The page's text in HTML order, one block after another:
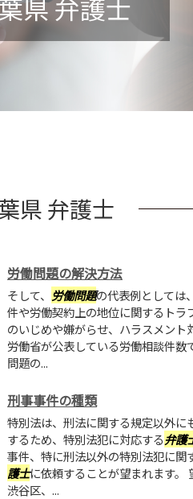
県 弁護士
県 弁護士
労働問題の解決方法
そして、 労働問題の代表例としては
件や労働契約上の地位に関するトラ
のいじめや嫌がらせ、ハラスメン
労働省が公表している労働相談件
問題の...
刑事事件の種類
特別法は、刑法に関する規定以外
するため、特別法犯に対応する弁護
事件、特に刑法以外の特別法犯に関
護士に依頼することが望まれます。
渋谷区、...